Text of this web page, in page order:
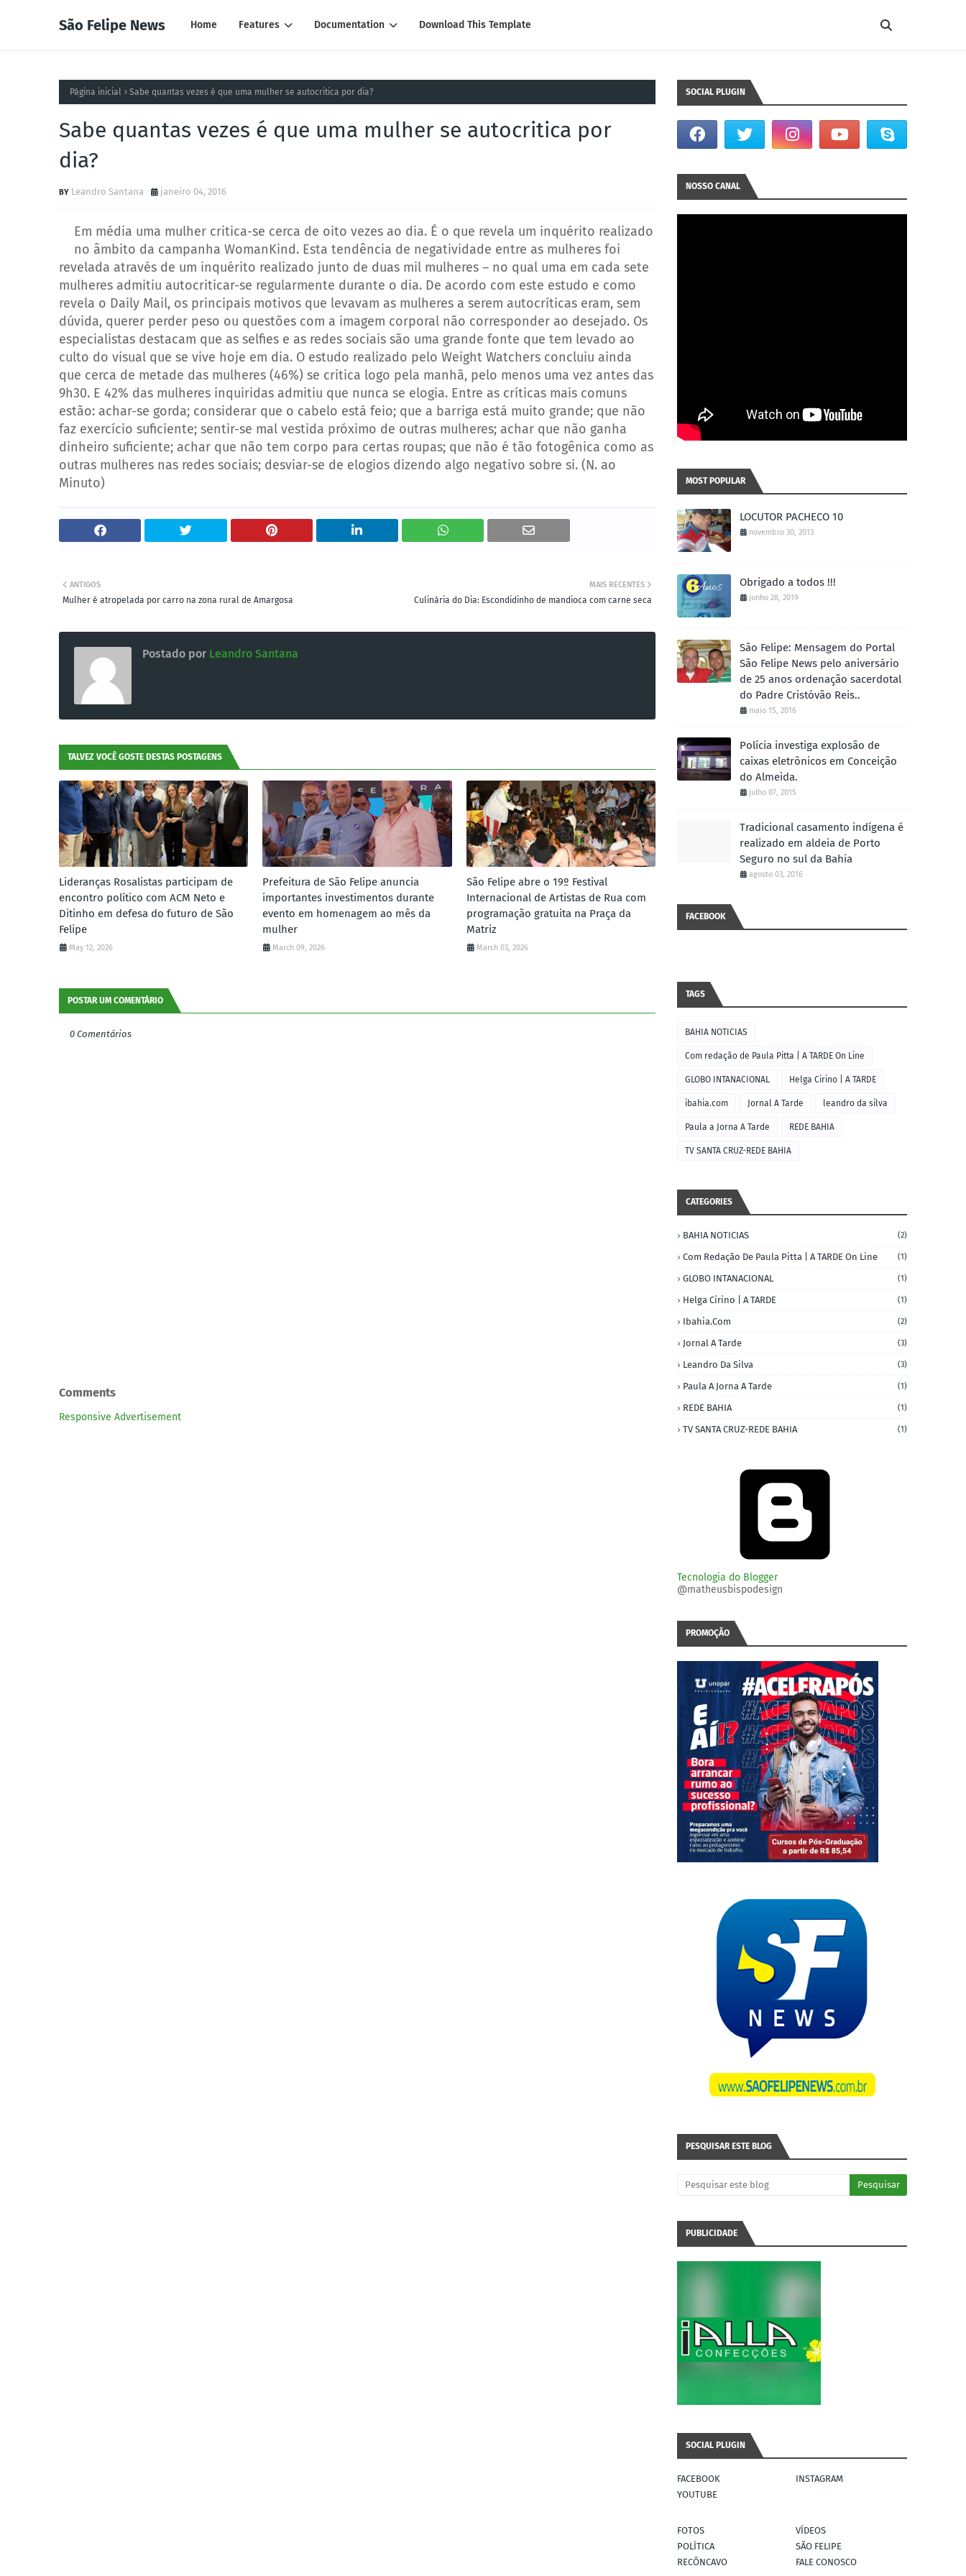
São Felipe News Home Features Documentation Download This Template
Página inicial Sabe quantas vezes é que uma mulher se autocritica por dia?
Sabe quantas vezes é que uma mulher se autocritica por
dia?
Leandro Santana janeiro 04, 2016
Em média uma mulher critica-se cerca de oito vezes ao dia. É o que revela um inquérito realizado
no âmbito da campanha WomanKind. Esta tendência de negatividade entre as mulheres foi
revelada através de um inquérito realizado junto de duas mil mulheres – no qual uma em cada sete
mulheres admitiu autocriticar-se regularmente durante o dia. De acordo com este estudo e como
revela o Daily Mail, os principais motivos que levavam as mulheres a serem autocríticas eram, sem
dúvida, querer perder peso ou questões com a imagem corporal não corresponder ao desejado. Os
especialistas destacam que as selfies e as redes sociais são uma grande fonte que tem levado ao
culto do visual que se vive hoje em dia. O estudo realizado pelo Weight Watchers concluiu ainda
que cerca de metade das mulheres (46%) se critica logo pela manhã, pelo menos uma vez antes das
9h30. E 42% das mulheres inquiridas admitiu que nunca se elogia. Entre as críticas mais comuns
estão: achar-se gorda; considerar que o cabelo está feio; que a barriga está muito grande; que não
faz exercício suficiente; sentir-se mal vestida próximo de outras mulheres; achar que não ganha
dinheiro suficiente; achar que não tem corpo para certas roupas; que não é tão fotogênica como as
outras mulheres nas redes sociais; desviar-se de elogios dizendo algo negativo sobre si. (N. ao
Minuto)
MAIS RECENTES
Culinária do Dia: Escondidinho de mandioca com carne seca
ANTIGOS
Mulher é atropelada por carro na zona rural de Amargosa
Postado por Leandro Santana
TALVEZ VOCÊ GOSTE DESTAS POSTAGENS
Lideranças Rosalistas participam de
encontro político com ACM Neto e
Ditinho em defesa do futuro de São
Felipe
May 12, 2026
Prefeitura de São Felipe anuncia
importantes investimentos durante
evento em homenagem ao mês da
mulher
March 09, 2026
São Felipe abre o 19º Festival
Internacional de Artistas de Rua com
programação gratuita na Praça da
Matriz
March 03, 2026
POSTAR UM COMENTÁRIO
0 Comentários
Comments
Responsive Advertisement
SOCIAL PLUGIN
NOSSO CANAL
MOST POPULAR
LOCUTOR PACHECO 10
novembro 30, 2013
Obrigado a todos !!!
junho 28, 2019
São Felipe: Mensagem do Portal
São Felipe News pelo aniversário
de 25 anos ordenação sacerdotal
do Padre Cristóvão Reis..
maio 15, 2016
Polícia investiga explosão de
caixas eletrônicos em Conceição
do Almeida.
julho 07, 2015
Tradicional casamento indígena é
realizado em aldeia de Porto
Seguro no sul da Bahia
agosto 03, 2016
FACEBOOK
TAGS
BAHIA NOTICIAS
Com redação de Paula Pitta | A TARDE On Line
GLOBO INTANACIONAL Helga Cirino | A TARDE
ibahia.com Jornal A Tarde leandro da silva
Paula a Jorna A Tarde REDE BAHIA
TV SANTA CRUZ-REDE BAHIA
CATEGORIES
BAHIA NOTICIAS (2)
Com Redação De Paula Pitta | A TARDE On Line (1)
GLOBO INTANACIONAL (1)
Helga Cirino | A TARDE (1)
Ibahia.com (2)
Jornal A Tarde (3)
Leandro Da Silva (3)
Paula A Jorna A Tarde (1)
REDE BAHIA (1)
TV SANTA CRUZ-REDE BAHIA (1)
Tecnologia do Blogger
@matheusbispodesign
PROMOÇÃO
PESQUISAR ESTE BLOG
PUBLICIDADE
SOCIAL PLUGIN
FACEBOOK
INSTAGRAM
YOUTUBE
FOTOS
VÍDEOS
POLÍTICA
SÃO FELIPE
RECÔNCAVO
FALE CONOSCO